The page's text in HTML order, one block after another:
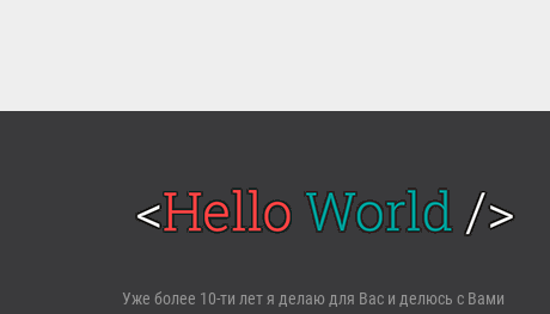
Войти
Уже более 10-ти лет я делаю для Вас и делюсь с Вами